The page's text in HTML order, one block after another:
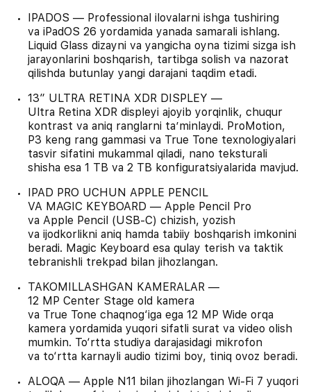
IPADOS — Professional ilovalarni ishga tushiring
va iPadOS 26 yordamida yanada samarali ishlang.
Liquid Glass dizayni va yangicha oyna tizimi sizga ish
jarayonlarini boshqarish, tartibga solish va nazorat
qilishda butunlay yangi darajani taqdim etadi.
13″ ULTRA RETINA XDR DISPLEY —
Ultra Retina XDR displeyi ajoyib yorqinlik, chuqur
kontrast va aniq ranglarni taʼminlaydi. ProMotion,
P3 keng rang gammasi va True Tone texnologiyalari
tasvir sifatini mukammal qiladi, nano teksturali
shisha esa 1 TB va 2 TB konfiguratsiyalarida mavjud.
IPAD PRO UCHUN APPLE PENCIL
VA MAGIC KEYBOARD — Apple Pencil Pro
va Apple Pencil (USB-C) chizish, yozish
va ijodkorlikni aniq hamda tabiiy boshqarish imkonini
beradi. Magic Keyboard esa qulay terish va taktik
tebranishli trekpad bilan jihozlangan.
TAKOMILLASHGAN KAMERALAR —
12 MP Center Stage old kamera
va True Tone chaqnog‘iga ega 12 MP Wide orqa
kamera yordamida yuqori sifatli surat va video olish
mumkin. To‘rtta studiya darajasidagi mikrofon
va to‘rtta karnayli audio tizimi boy, tiniq ovoz beradi.
ALOQA — Apple N11 bilan jihozlangan Wi-Fi 7 yuqori